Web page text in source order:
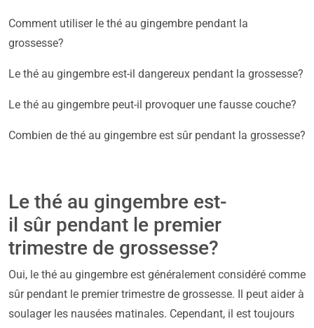
Comment utiliser le thé au gingembre pendant la
grossesse?
Le thé au gingembre est-il dangereux pendant la grossesse?
Le thé au gingembre peut-il provoquer une fausse couche?
Combien de thé au gingembre est sûr pendant la grossesse?
Le thé au gingembre est-
il sûr pendant le premier
trimestre de grossesse?
Oui, le thé au gingembre est généralement considéré comme
sûr pendant le premier trimestre de grossesse. Il peut aider à
soulager les nausées matinales. Cependant, il est toujours